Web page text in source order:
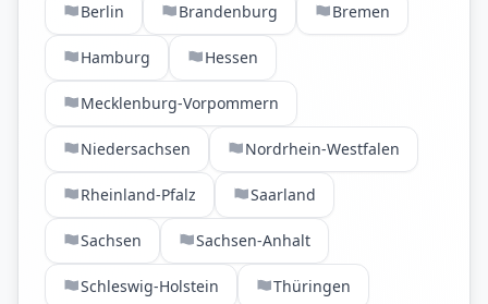
Berlin Brandenburg Bremen
Hamburg Hessen
Mecklenburg-Vorpommern
Niedersachsen Nordrhein-Westfalen
Rheinland-Pfalz Saarland
Sachsen Sachsen-Anhalt
Schleswig-Holstein Thüringen